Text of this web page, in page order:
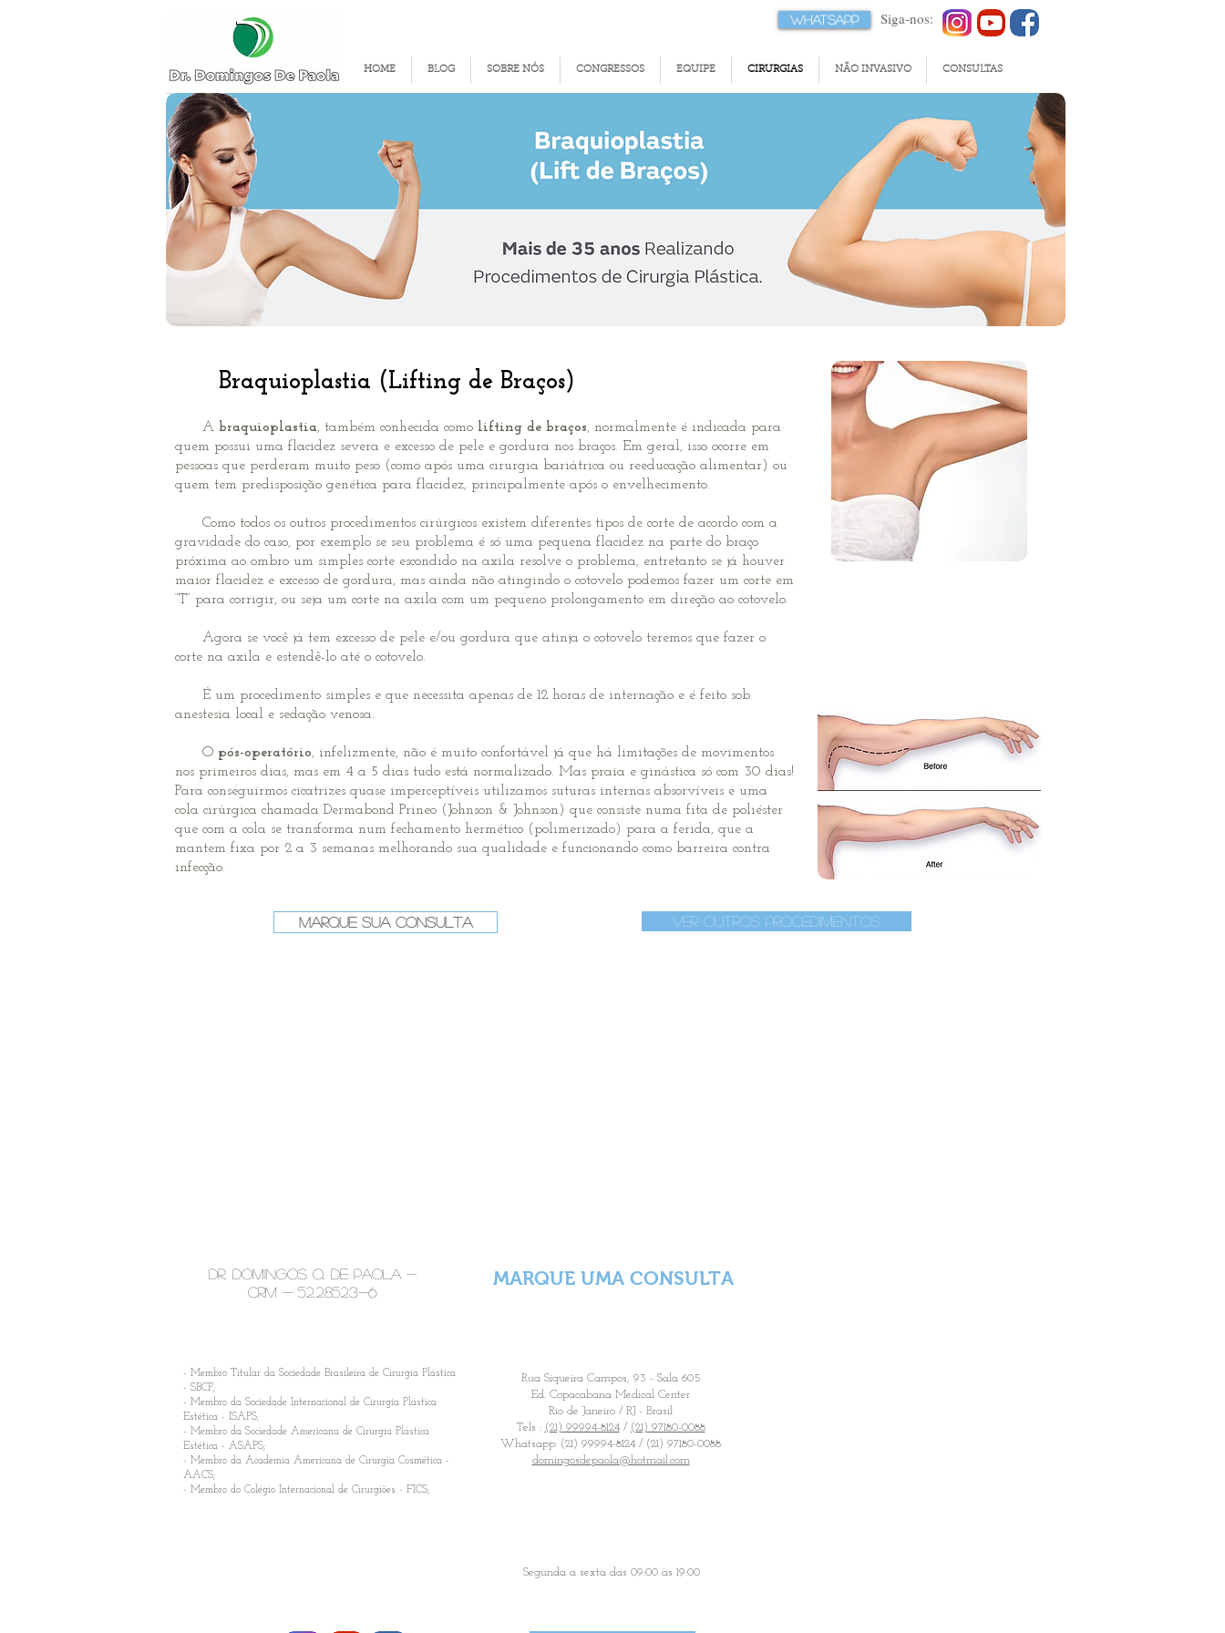
WhatsApp Siga-nos:
HOME BLOG SOBRE NÓS CONGRESSOS EQUIPE CIRURGIAS NÃO INVASIVO CONSULTAS
Braquioplastia (Lifting de Braços)
A braquioplastia, também conhecida como lifting de braços, normalmente é indicada para
quem possui uma flacidez severa e excesso de pele e gordura nos braços. Em geral, isso ocorre em
pessoas que perderam muito peso (como após uma cirurgia bariátrica ou reeducação alimentar) ou
quem tem predisposição genética para flacidez, principalmente após o envelhecimento.
Como todos os outros procedimentos cirúrgicos existem diferentes tipos de corte de acordo com a
gravidade do caso, por exemplo se seu problema é só uma pequena flacidez na parte do braço
próxima ao ombro um simples corte escondido na axila resolve o problema, entretanto se já houver
maior flacidez e excesso de gordura, mas ainda não atingindo o cotovelo podemos fazer um corte em
“T” para corrigir, ou seja um corte na axila com um pequeno prolongamento em direção ao cotovelo.
Agora se você já tem excesso de pele e/ou gordura que atinja o cotovelo teremos que fazer o
corte na axila e estendê-lo até o cotovelo.
É um procedimento simples e que necessita apenas de 12 horas de internação e é feito sob
anestesia local e sedação venosa.
O pós-operatório, infelizmente, não é muito confortável já que há limitações de movimentos
nos primeiros dias, mas em 4 a 5 dias tudo está normalizado. Mas praia e ginástica só com 30 dias!
Para conseguirmos cicatrizes quase imperceptíveis utilizamos suturas internas absorvíveis e uma
cola cirúrgica chamada Dermabond Prineo (Johnson & Johnson) que consiste numa fita de poliéster
que com a cola se transforma num fechamento hermético (polimerizado) para a ferida, que a
mantem fixa por 2 a 3 semanas melhorando sua qualidade e funcionando como barreira contra
infecção.
Marque sua Consulta Ver Outros Procedimentos
Dr. Domingos Q. De Paola -
CRM - 52.28523-6
​- Membro Titular da Sociedade Brasileira de Cirurgia Plástica
- SBCP;
- Membro da Sociedade Internacional de Cirurgia Plástica
Estética - ISAPS;
- Membro da Sociedade Americana de Cirurgia Plástica
Estética - ASAPS;
- Membro da Academia Americana de Cirurgia Cosmética -
AACS;
- Membro do Colégio Internacional de Cirurgiões - FICS;
MARQUE UMA CONSULTA
Rua Siqueira Campos, 93 - Sala 605
Ed. Copacabana Medical Center
Rio de Janeiro / RJ - Brasil
Tels : (21) 99994-8124/ (21) 97180-0088
Whatsapp: (21) 99994-8124 / (21) 97180-0088
domingosdepaola@hotmail.com
Segunda a sexta das 09:00 às 19:00